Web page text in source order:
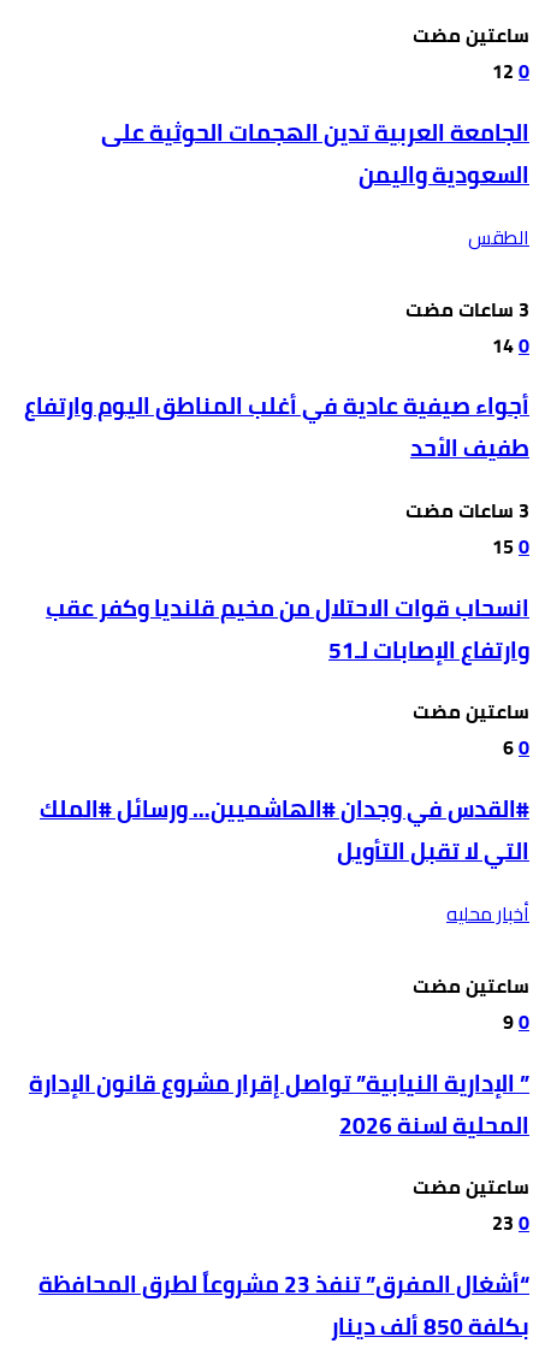
‫‫‫‏‫ساعتين مضت‬
0
12
الجامعة العربية تدين الهجمات الحوثية على
السعودية واليمن
الطقس
0
14
أجواء صيفية عادية في أغلب المناطق اليوم وارتفاع
طفيف الأحد
0
15
انسحاب قوات الاحتلال من مخيم قلنديا وكفر عقب
وارتفاع الإصابات لـ51
‫‫‫‏‫ساعتين مضت‬
0
6
#القدس في وجدان #الهاشميين… ورسائل #الملك
التي لا تقبل التأويل
أخبار محليه
‫‫‫‏‫ساعتين مضت‬
0
9
” الإدارية النيابية” تواصل إقرار مشروع قانون الإدارة
المحلية لسنة 2026
‫‫‫‏‫ساعتين مضت‬
0
23
“أشغال المفرق” تنفذ 23 مشروعاً لطرق المحافظة
بكلفة 850 ألف دينار